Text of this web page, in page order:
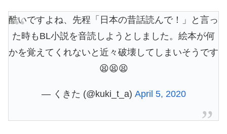
酷いですよね、先程「日本の昔話読んで！」と言っ
た時もBL小説を音読しようとしました。絵本が何
かを覚えてくれないと近々破壊してしまいそうです
😫😫😫
— くきた (@kuki_t_a) April 5, 2020